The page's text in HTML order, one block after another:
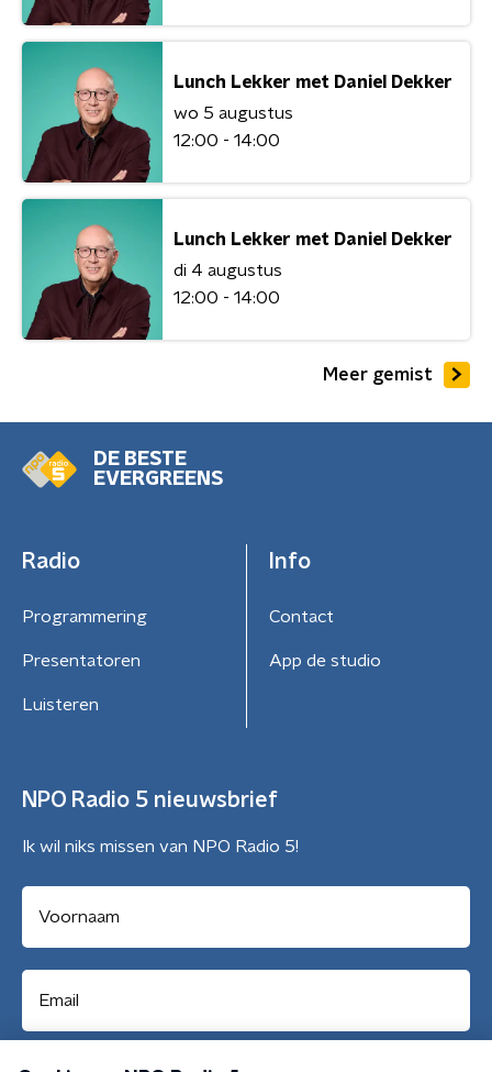
Lunch Lekker met Daniel Dekker
wo 5 augustus
12:00 - 14:00
Lunch Lekker met Daniel Dekker
di 4 augustus
12:00 - 14:00
Meer gemist
DE BESTE
EVERGREENS
Radio
Programmering
Presentatoren
Luisteren
Info
Contact
App de studio
NPO Radio 5 nieuwsbrief
Ik wil niks missen van NPO Radio 5!